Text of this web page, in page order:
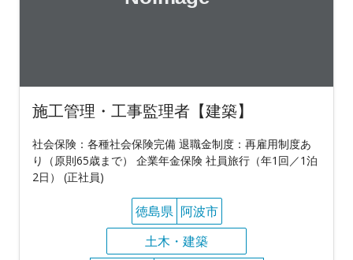
施工管理・工事監理者【建築】
社会保険：各種社会保険完備 退職金制度：再雇用制度あ
り（原則65歳まで） 企業年金保険 社員旅行（年1回／1泊
2日） (正社員)
徳島県 阿波市
土木・建築